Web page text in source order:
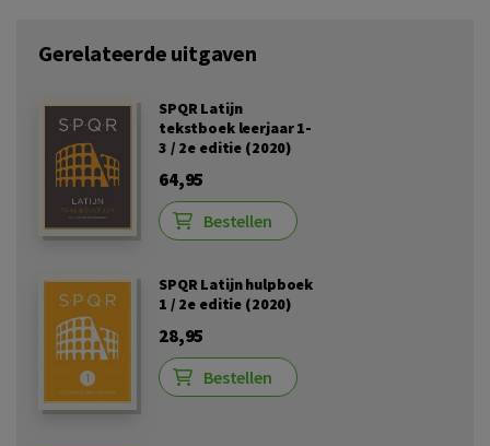
Gerelateerde uitgaven
SPQR Latijn
tekstboek leerjaar 1-
3 / 2e editie (2020)
64,95
Bestellen
SPQR Latijn hulpboek
1 / 2e editie (2020)
28,95
Bestellen